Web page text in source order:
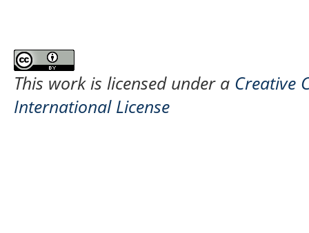
This work is licensed under a Creative
International License